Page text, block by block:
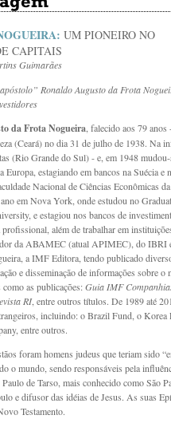
UM PIONEIRO NO
CAPITAIS
Guimarães
Ronaldo Augusto da Frota
da Frota Nogueira, falecido aos 79
(Ceará) no dia 31 de julho de 1938. Na
(Rio Grande do Sul) - e, em 1948
Europa, estagiando em bancos na Suécia
Nacional de Ciências Econômicas
em Nova York, onde estudou no
e estagiou nos bancos de
além de trabalhar em
da ABAMEC (atual APIMEC), do IBRI
a IMF Editora, tendo publicado
e disseminação de informações sobre
as publicações:Guia IMF
RI, entre outros títulos. De 1989 até
incluindo: o Brazil Fund, o
entre outros.
foram homens judeus que teriam sido
o mundo, sendo responsáveis pela
de Tarso, mais conhecido como São
e difusor das idéias de Jesus. As suas
Testamento.